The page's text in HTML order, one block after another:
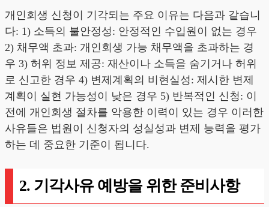
개인회생 신청이 기각되는 주요 이유는 다음과 같습니
다: 1) 소득의 불안정성: 안정적인 수입원이 없는 경우
2) 채무액 초과: 개인회생 가능 채무액을 초과하는 경
우 3) 허위 정보 제공: 재산이나 소득을 숨기거나 허위
로 신고한 경우 4) 변제계획의 비현실성: 제시한 변제
계획이 실현 가능성이 낮은 경우 5) 반복적인 신청: 이
전에 개인회생 절차를 악용한 이력이 있는 경우 이러한
사유들은 법원이 신청자의 성실성과 변제 능력을 평가
하는 데 중요한 기준이 됩니다.
2. 기각사유 예방을 위한 준비사항